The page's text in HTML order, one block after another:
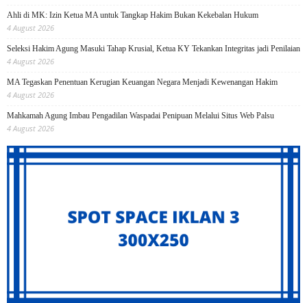
Ahli di MK: Izin Ketua MA untuk Tangkap Hakim Bukan Kekebalan Hukum
4 August 2026
Seleksi Hakim Agung Masuki Tahap Krusial, Ketua KY Tekankan Integritas jadi Penilaian
4 August 2026
MA Tegaskan Penentuan Kerugian Keuangan Negara Menjadi Kewenangan Hakim
4 August 2026
Mahkamah Agung Imbau Pengadilan Waspadai Penipuan Melalui Situs Web Palsu
4 August 2026